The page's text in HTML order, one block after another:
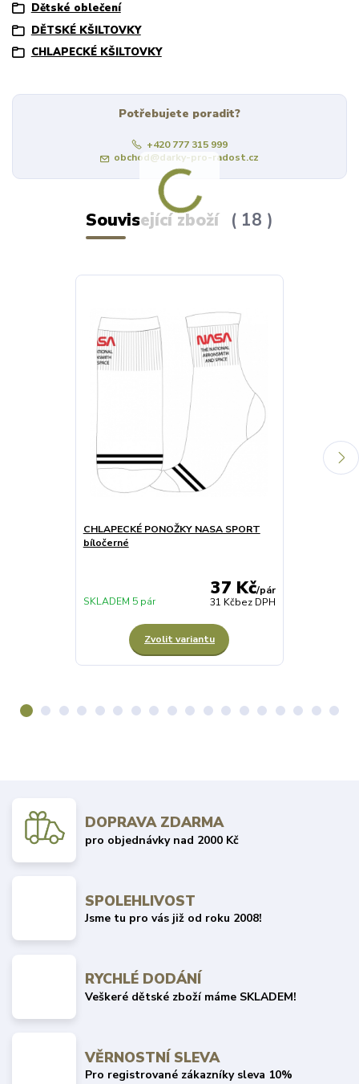
Dětské oblečení
DĚTSKÉ KŠILTOVKY
CHLAPECKÉ KŠILTOVKY
Potřebujete poradit?
+420 777 315 999
obchod@darky-pro-radost.cz
Související zboží 18
CHLAPECKÉ PONOŽKY NASA SPORT
bíločerné
37 Kč/pár
31 Kčbez DPH
SKLADEM 5 pár
Zvolit variantu
DOPRAVA ZDARMA
pro objednávky nad 2000 Kč
SPOLEHLIVOST
Jsme tu pro vás již od roku 2008!
RYCHLÉ DODÁNÍ
Veškeré dětské zboží máme SKLADEM!
VĚRNOSTNÍ SLEVA
Pro registrované zákazníky sleva 10%